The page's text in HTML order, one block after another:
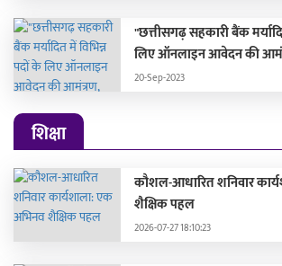
"छत्तीसगढ़ सहकारी बैंक
लिए ऑनलाइन आवेदन की
अक्टूबर 2023 को होगी"
20-Sep-2023
शिक्षा
कौशल-आधारित शनिवार
शैक्षिक पहल
2026-07-27 18:10:23